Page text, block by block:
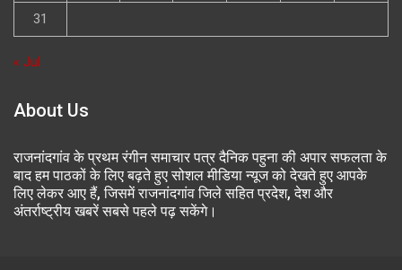
31
« Jul
About Us
राजनांदगांव के प्रथम रंगीन समाचार पत्र दैनिक पहुना की अपार सफलता के
बाद हम पाठकों के लिए बढ़ते हुए सोशल मीडिया न्यूज को देखते हुए आपके
लिए लेकर आए हैं, जिसमें राजनांदगांव जिले सहित प्रदेश, देश और
अंतर्राष्ट्रीय खबरें सबसे पहले पढ़ सकेंगे।